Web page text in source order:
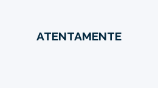
ATENTAMENTE